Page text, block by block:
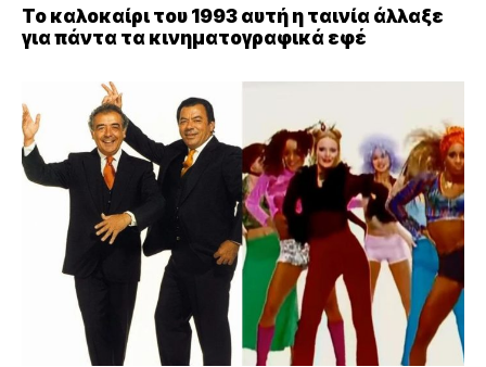
Το καλοκαίρι του 1993 αυτή η ταινία άλλαξε
για πάντα τα κινηματογραφικά εφέ